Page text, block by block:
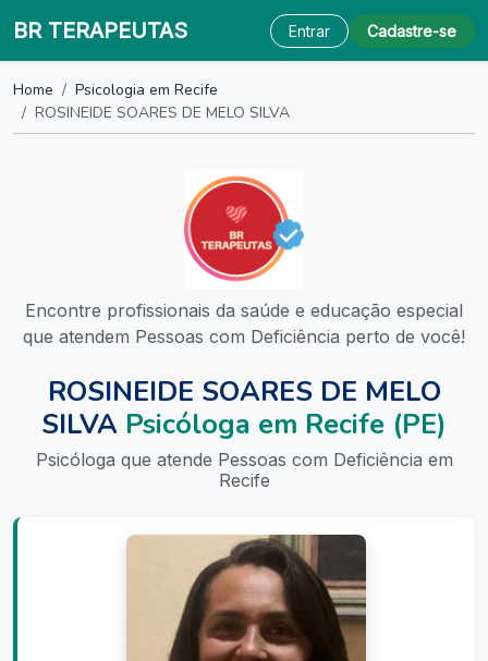
BR TERAPEUTAS Entrar Cadastre-se
Home
Psicologia em Recife
ROSINEIDE SOARES DE MELO SILVA
Encontre profissionais da saúde e educação especial
que atendem Pessoas com Deficiência perto de você!
ROSINEIDE SOARES DE MELO
SILVA Psicóloga em Recife (PE)
Psicóloga que atende Pessoas com Deficiência em
Recife